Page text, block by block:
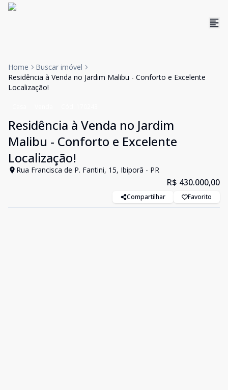
Home
Buscar imóvel
Residência à Venda no Jardim Malibu - Conforto e Excelente
Localização!
Residência à Venda no Jardim
Malibu - Conforto e Excelente
Localização!
Rua Francisca de P. Fantini, 15, Ibiporã - PR
R$ 430.000,00
Compartilhar Favorito